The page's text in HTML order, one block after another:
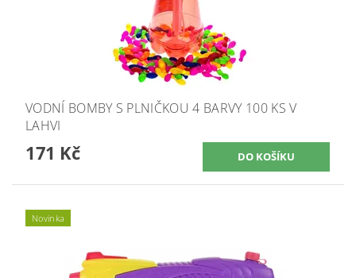
VODNÍ BOMBY S PLNIČKOU 4 BARVY 100 KS V
LAHVI
171 Kč
Novinka